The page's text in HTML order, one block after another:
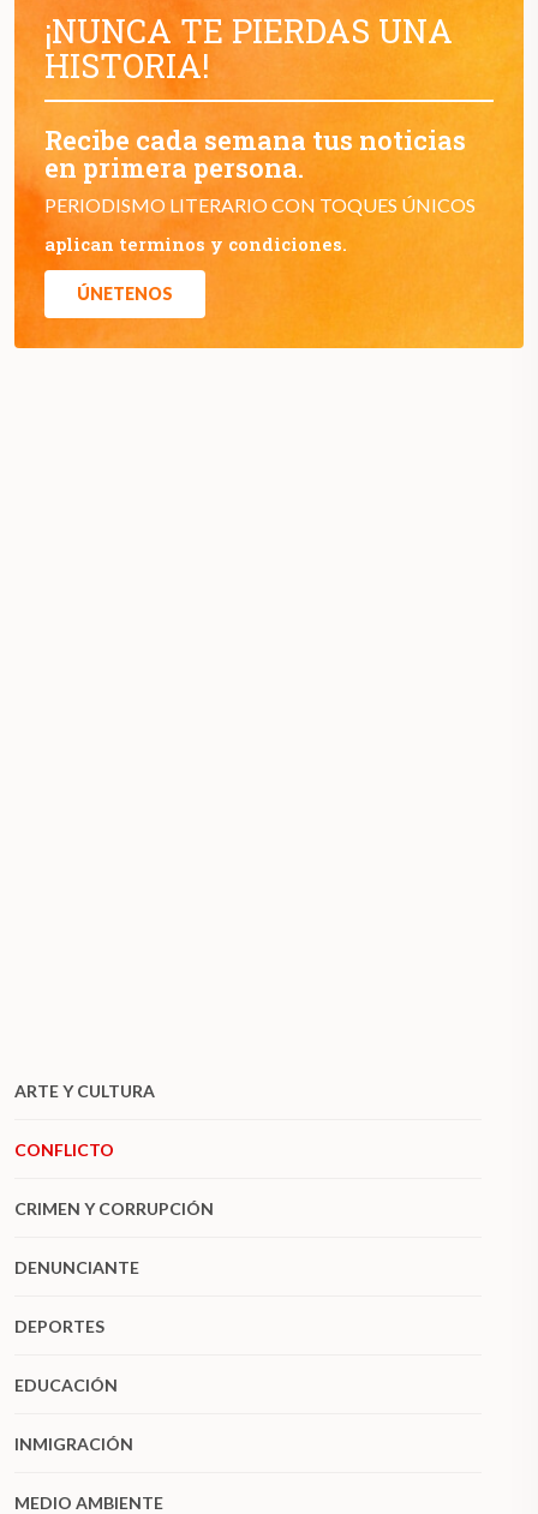
ARTE Y CULTURA
CONFLICTO
CRIMEN Y CORRUPCIÓN
DENUNCIANTE
DEPORTES
EDUCACIÓN
INMIGRACIÓN
MEDIO AMBIENTE
¡NUNCA TE PIERDAS UNA
HISTORIA!
Recibe cada semana tus noticias
en primera persona.
PERIODISMO LITERARIO CON TOQUES ÚNICOS
aplican terminos y condiciones.
ÚNETENOS